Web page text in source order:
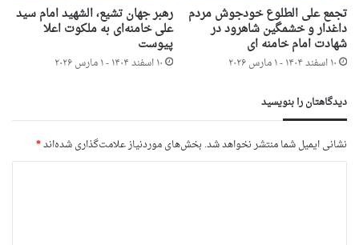
تجمع علی الطلوع خودجوش مردم
داغدار و خشمگین شاهرود در
شهادت امام خامنه ای
۱۰ اسفند ۱۴۰۴ - ۱ مارس ۲۰۲۶
رهبر جهان تشیع، الشهید امام سید
علی خامنه‌ای به ملکوت اعلا
پیوست
۱۰ اسفند ۱۴۰۴ - ۱ مارس ۲۰۲۶
دیدگاهتان را بنویسید
نشانی ایمیل شما منتشر نخواهد شد.بخش‌های موردنیاز علامت‌گذاری شده‌اند*